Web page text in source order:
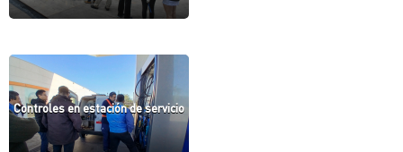
Controles en estación de servicio